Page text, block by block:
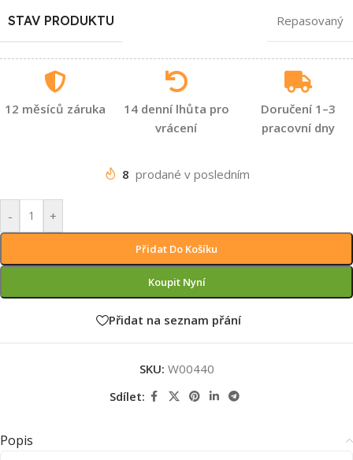
STAV PRODUKTU Repasovaný
12 měsíců záruka
14 denní lhůta pro
vrácení
Doručení 1–3
pracovní dny
8 prodané v posledním
- +
Přidat Do Košíku
Koupit Nyní
Přidat na seznam přání
SKU: W00440
Sdílet:
Popis